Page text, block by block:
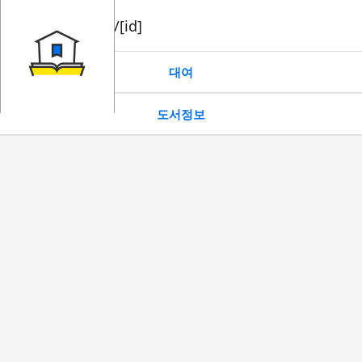
book/rent/[id]
대여
도서정보